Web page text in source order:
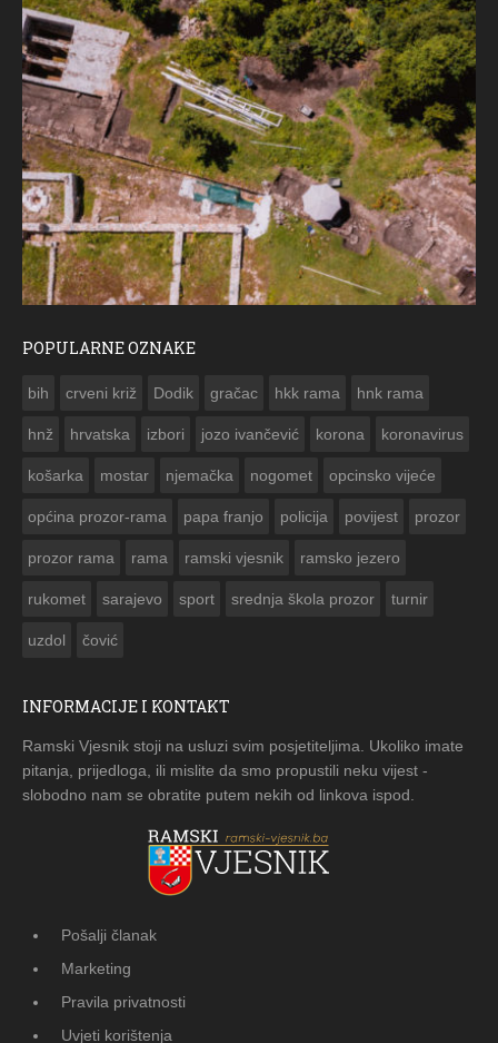
POPULARNE OZNAKE
bih crveni križ Dodik gračac hkk rama hnk rama
hnž hrvatska izbori jozo ivančević korona koronavirus
košarka mostar njemačka nogomet opcinsko vijeće
općina prozor-rama papa franjo policija povijest prozor
prozor rama rama ramski vjesnik ramsko jezero
rukomet sarajevo sport srednja škola prozor turnir
uzdol čović
INFORMACIJE I KONTAKT
Ramski Vjesnik stoji na usluzi svim posjetiteljima. Ukoliko imate
pitanja, prijedloga, ili mislite da smo propustili neku vijest -
slobodno nam se obratite putem nekih od linkova ispod.
Pošalji članak
Marketing
Pravila privatnosti
Uvjeti korištenja